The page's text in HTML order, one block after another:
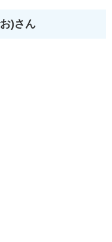
)さん